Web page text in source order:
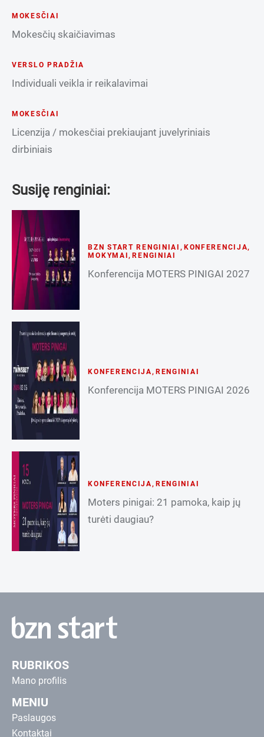
MOKESČIAI
Mokesčių skaičiavimas
VERSLO PRADŽIA
Individuali veikla ir reikalavimai
MOKESČIAI
Licenzija / mokesčiai prekiaujant juvelyriniais
dirbiniais
Susiję renginiai:
BZN START RENGINIAI , KONFERENCIJA,
MOKYMAI ,RENGINIAI
Konferencija MOTERS PINIGAI 2027
KONFERENCIJA, RENGINIAI
Konferencija MOTERS PINIGAI 2026
KONFERENCIJA, RENGINIAI
Moters pinigai: 21 pamoka, kaip jų
turėti daugiau?
RUBRIKOS
Mano profilis
MENIU
Paslaugos
Kontaktai